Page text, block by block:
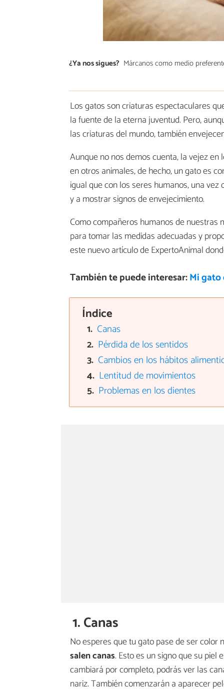
¿Ya nos sigues? Márcanos como medio
Los gatos son criaturas espectaculares
la fuente de la eterna juventud. Pero,
las criaturas del mundo, también
Aunque no nos demos cuenta, la vejez
en otros animales, de hecho, un gato es
igual que con los seres humanos, una
y a mostrar signos de envejecimiento.
Como compañeros humanos de nuestras
para tomar las medidas adecuadas y
este nuevo artículo de ExpertoAnimal
También te puede interesar:Mi gato
Índice
Canas
Pérdida de los sentidos
Cambios en los hábitos
Lentitud de movimientos
Problemas en los dientes
1. Canas
No esperes que tu gato pase de ser
salen canas. Esto es un signo que su piel
cambiará por completo, podrás ver las
nariz. También comenzarán a aparecer